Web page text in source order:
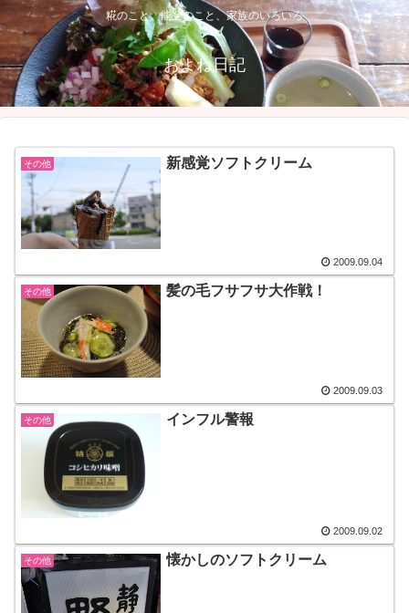
糀のこと、能登のこと、家族のいろいろ
およね日記
その他 新感覚ソフトクリーム
2009.09.04
その他 髪の毛フサフサ大作戦！
2009.09.03
その他 インフル警報
2009.09.02
その他 懐かしのソフトクリーム